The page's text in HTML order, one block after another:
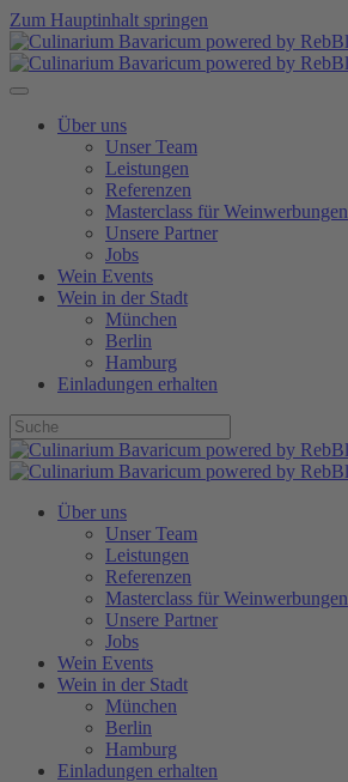
Zum Hauptinhalt springen
Über uns
Unser Team
Leistungen
Referenzen
Masterclass für Weinwerbungen
Unsere Partner
Jobs
Wein Events
Wein in der Stadt
München
Berlin
Hamburg
Einladungen erhalten
Über uns
Unser Team
Leistungen
Referenzen
Masterclass für Weinwerbungen
Unsere Partner
Jobs
Wein Events
Wein in der Stadt
München
Berlin
Hamburg
Einladungen erhalten